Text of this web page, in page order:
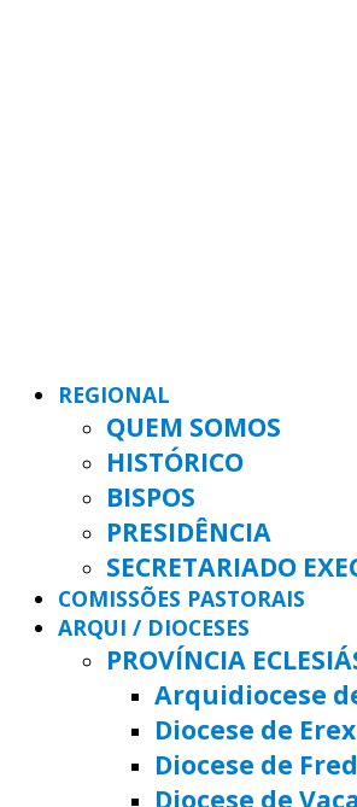
REGIONAL
QUEM SOMOS
HISTÓRICO
BISPOS
PRESIDÊNCIA
SECRETARIADO
COMISSÕES PASTORAIS
ARQUI / DIOCESES
PROVÍNCIA
Arquidiocese
Diocese de
Diocese de
Diocese de